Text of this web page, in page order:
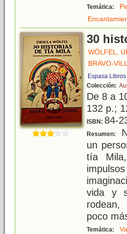
Temática:
30
WÖLFEL,
BRAVO-
Espasa Libros
Colección:
De 8 a
132 p.;
ISBN: 84-
Resumen:
un
tía
vida y
poco
Temática: